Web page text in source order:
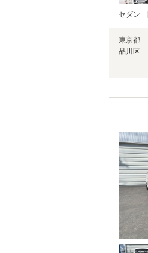
セダン
東京都
品川区